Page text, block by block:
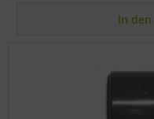
In den